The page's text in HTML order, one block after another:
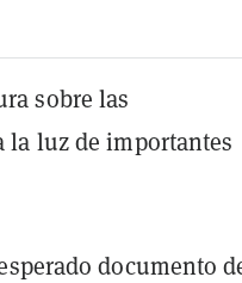
sobre las
la luz de importantes
documento